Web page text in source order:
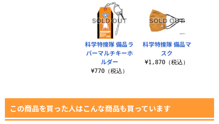
科学特捜隊 備品ラ
バーマルチキーホ
ルダー
¥770（税込）
科学特捜隊 備品マ
スク
¥1,870（税込）
この商品を買った人はこんな商品も買っています